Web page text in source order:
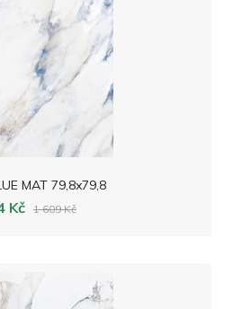
MAT 79,8x79,8
Kč 1 609 Kč